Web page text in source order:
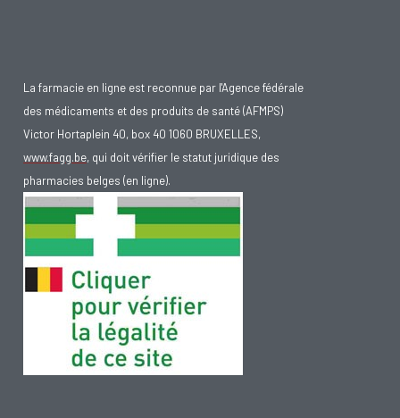
La farmacie en ligne est reconnue par l'Agence fédérale
des médicaments et des produits de santé (AFMPS)
Victor Hortaplein 40, box 40 1060 BRUXELLES,
www.fagg.be, qui doit vérifier le statut juridique des
pharmacies belges (en ligne).